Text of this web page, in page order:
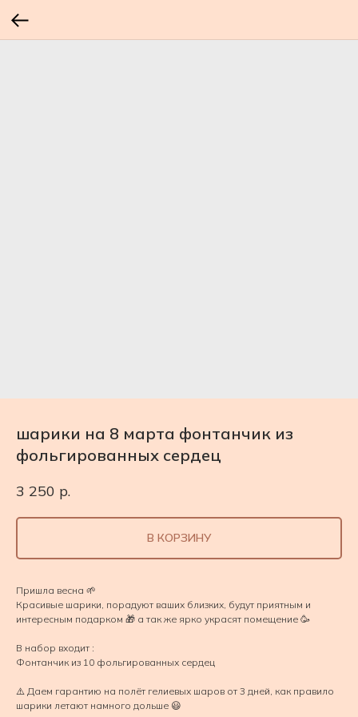
шарики на 8 марта фонтанчик из
фольгированных сердец
3 250 р.
В КОРЗИНУ
Пришла весна 🌱
Красивые шарики, порадуют ваших близких, будут приятным и
интересным подарком 🎁 а так же ярко украсят помещение 🥳
В набор входит :
Фонтанчик из 10 фольгированных сердец
⚠️ Даем гарантию на полёт гелиевых шаров от 3 дней, как правило
шарики летают намного дольше 😃